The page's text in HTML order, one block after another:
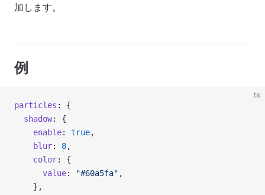
加します。
例
ts
particles : {
  shadow
: {
    enable
: true,
    blur
: 8,
    color
: {
      value
: "#60a5fa" ,
    },